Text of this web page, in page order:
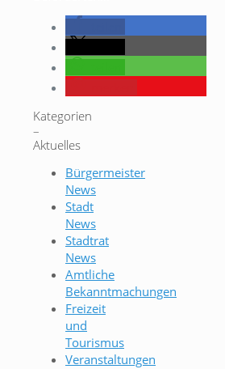
Kategorien
–
Aktuelles
Bürgermeister
News
Stadt
News
Stadtrat
News
Amtliche
Bekanntmachungen
Freizeit
und
Tourismus
Veranstaltungen